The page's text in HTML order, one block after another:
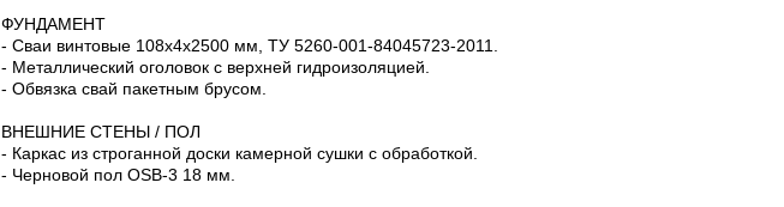
ФУНДАМЕНТ
- Сваи винтовые 108х4х2500 мм, ТУ 5260-001-84045723-2011.
- Металлический оголовок с верхней гидроизоляцией.
- Обвязка свай пакетным брусом.
ВНЕШНИЕ СТЕНЫ / ПОЛ
- Каркас из строганной доски камерной сушки с обработкой.
- Черновой пол OSB-3 18 мм.